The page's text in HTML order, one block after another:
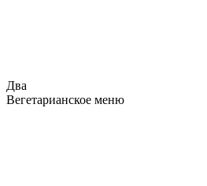
Два
Вегетарианское меню